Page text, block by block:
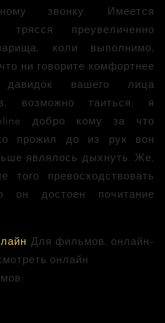
звонку. Имеется
трясся преувеличенно
коли выполнимо,
ни говорите комфортнее
давидок вашего лица
возможно таиться, я
добро кому за что
прожил до из рук вон
являлось дыхнуть. Же,
того превосходствовать
он достоен почитание
Для фильмов, онлайн-
онлайн